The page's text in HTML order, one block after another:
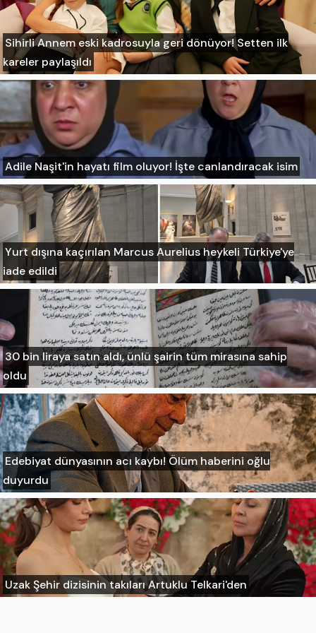
Sihirli Annem eski kadrosuyla geri dönüyor! Setten ilk
kareler paylaşıldı
Adile Naşit'in hayatı film oluyor! İşte canlandıracak isim
Yurt dışına kaçırılan Marcus Aurelius heykeli Türkiye'ye
iade edildi
30 bin liraya satın aldı, ünlü şairin tüm mirasına sahip
oldu
Edebiyat dünyasının acı kaybı! Ölüm haberini oğlu
duyurdu
Uzak Şehir dizisinin takıları Artuklu Telkari'den